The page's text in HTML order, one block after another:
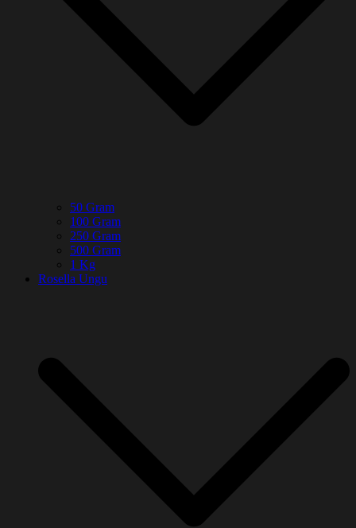
50 Gram
100 Gram
250 Gram
500 Gram
1 Kg
Rosella Ungu